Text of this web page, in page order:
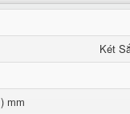
Két
mm